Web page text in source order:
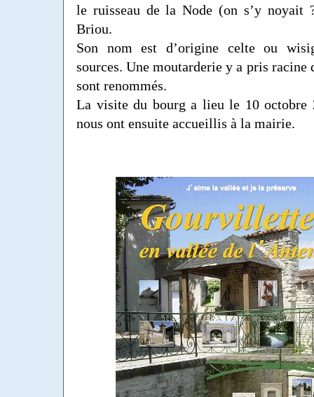
le ruisseau de la Node (on s’y noyait
Briou.
Son nom est d’origine celte ou
sources. Une moutarderie y a pris racine
sont renommés.
La visite du bourg a lieu le 10 octobre
nous ont ensuite accueillis à la mairie.